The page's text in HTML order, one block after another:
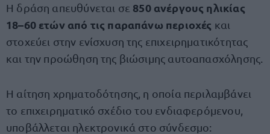
Η δράση απευθύνεται σε 850 ανέργους ηλικίας
18–60 ετών από τις παραπάνω περιοχές και
στοχεύει στην ενίσχυση της επιχειρηματικότητας
και την προώθηση της βιώσιμης αυτοαπασχόλησης.
Η αίτηση χρηματοδότησης, η οποία περιλαμβάνει
το επιχειρηματικό σχέδιο του ενδιαφερόμενου,
υποβάλλεται ηλεκτρονικά στο σύνδεσμο: